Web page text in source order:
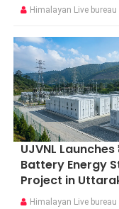
Himalayan Live bureau
UJVNL Launches
Battery Energy
Project in
Himalayan Live bureau